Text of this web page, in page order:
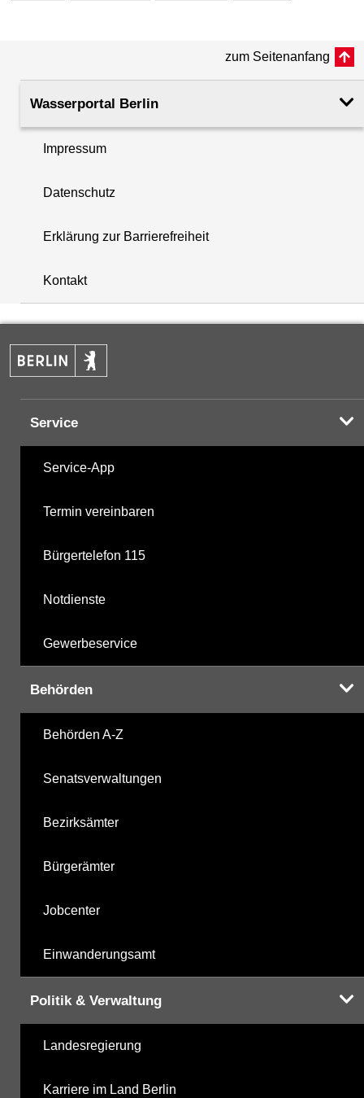
+
−
zum Seitenanfang
Wasserportal Berlin
Impressum
Datenschutz
Erklärung zur Barrierefreiheit
Kontakt
Service
Service-App
Termin vereinbaren
Bürgertelefon 115
Notdienste
Gewerbeservice
Behörden
Behörden A-Z
Senatsverwaltungen
Bezirksämter
Bürgerämter
Jobcenter
Einwanderungsamt
Politik & Verwaltung
Landesregierung
Karriere im Land Berlin